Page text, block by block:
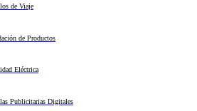
de Viaje
de Productos
Eléctrica
Publicitarias Digitales